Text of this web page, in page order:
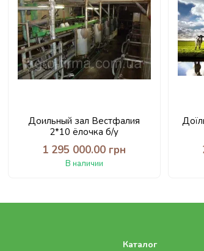
Доильный зал Вестфалия
2*10 ёлочка б/у
1 295 000.00 грн
В наличии
Каталог